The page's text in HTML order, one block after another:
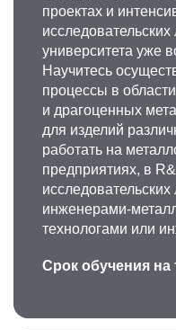
проектах и
университета уже
Научитесь
процессы в
и драгоценных
для изделий
работать на
предприятиях, в
инженерами-
технологами или
Срок обучения на